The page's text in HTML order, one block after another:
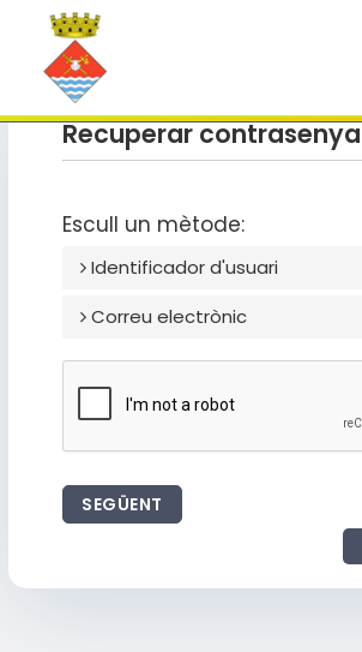
Recuperar contrasenya
Escull un mètode:
Identificador d'usuari
Correu electrònic
SEGÜENT